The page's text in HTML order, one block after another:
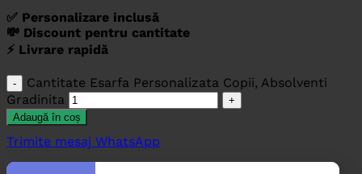
✅ Personalizare inclusă
💸 Discount pentru cantitate
⚡ Livrare rapidă
Cantitate Esarfa Personalizata Copii, Absolventi
Gradinita
Adaugă în coș
Trimite mesaj WhatsApp